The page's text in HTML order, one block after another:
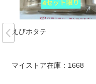
えびホタテ
マイストア在庫： 1668